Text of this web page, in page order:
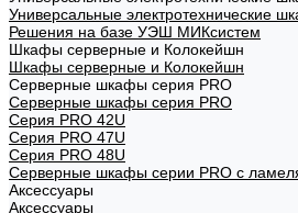
Универсальные электротехнические
Решения на базе УЭШ МИКсистем
Шкафы серверные и Колокейшн
Шкафы серверные и Колокейшн
Серверные шкафы серия PRO
Серверные шкафы серия PRO
Серия PRO 42U
Серия PRO 47U
Серия PRO 48U
Серверные шкафы серии PRO с
Аксессуары
Аксессуары